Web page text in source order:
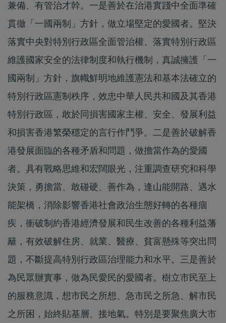
兼備、有管治才幹。一是善於在治港實踐中全面準確
貫徹「一國兩制」方針，做立場堅定的愛國者。堅決
落實中央對特別行政區全面管治權、落實特別行政區
維護國家安全的法律制度和執行機制，真誠擁護「一
國兩制」方針，旗幟鮮明地維護憲法和基本法確立的
特別行政區憲制秩序，效忠中華人民共和國及其香港
特別行政區，敢於同損害國家主權、安全、發展利益
和損害香港繁榮穩定的言行作鬥爭。二是善於破解香
港發展面臨的各種矛盾和問題，做擔當作為的愛國
者。具有戰略思維和宏闊眼光，注重調查研究和科學
決策，勇擔當、敢碰硬、善作為，逢山能開路、遇水
能架橋，消除影響香港社會政治生態好轉的各種痼
疾，衝破制約香港經濟發展和民生改善的各種利益藩
籬，有效破解住房、就業、醫療、貧富懸殊等突出問
題，不斷提高特別行政區治理能力和水平。三是善於
為民眾辦實事，做為民愛民的愛國者。樹立市民至上
的服務意識，想市民之所想、急市民之所急、解市民
之所困，始終貼基層、接地氣。特別是要聚焦廣大市